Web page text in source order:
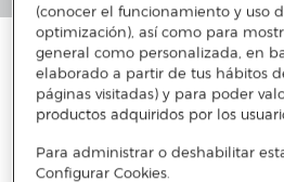
(conocer el funcionamiento y uso
optimización), así como para
general como personalizada, en
elaborado a partir de tus hábitos
páginas visitadas) y para poder
productos adquiridos por los
Para administrar o deshabilitar
Configurar Cookies.